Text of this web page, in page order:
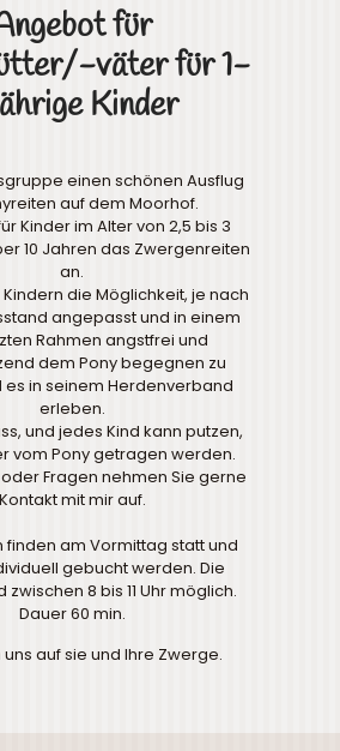
für
väter für 1-
Kinder
einen schönen Ausflug
auf dem Moorhof.
Kinder im Alter von 2,5 bis 3
10 Jahren das Zwergenreiten
an.
die Möglichkeit, je nach
angepasst und in einem
Rahmen angstfrei und
dem Pony begegnen zu
es in seinem Herdenverband
erleben.
und jedes Kind kann putzen,
vom Pony getragen werden.
Fragen nehmen Sie gerne
Kontakt mit mir auf.
finden am Vormittag statt und
gebucht werden. Die
zwischen 8 bis 11 Uhr möglich.
Dauer 60 min.
auf sie und Ihre Zwerge.